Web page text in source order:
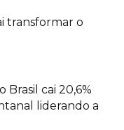
transformar o
Brasil cai 20,6%
liderando a